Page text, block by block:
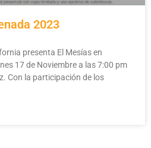
2023
presenta El Mesías en
17 de Noviembre a las 7:00 pm
Con la participación de los